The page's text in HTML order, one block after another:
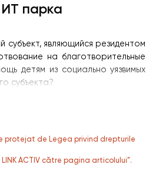
парка
являющийся резидентом
на благотворительные
детям из социально уязвимых
субъекта?
protejat de Legea privind drepturile
ACTIV către pagina articolului”.